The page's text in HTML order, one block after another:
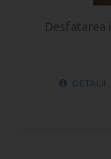
Desfatarea
DETALII